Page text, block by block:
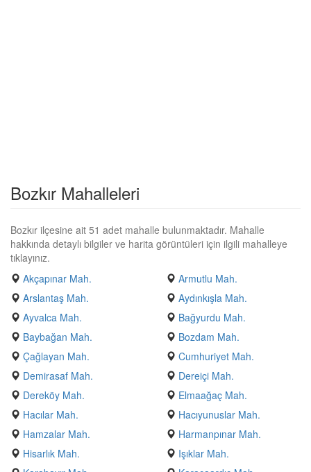
Bozkır Mahalleleri
Bozkır ilçesine ait 51 adet mahalle bulunmaktadır. Mahalle
hakkında detaylı bilgiler ve harita görüntüleri için ilgili mahalleye
tıklayınız.
Akçapınar Mah.
Armutlu Mah.
Arslantaş Mah.
Aydınkışla Mah.
Ayvalca Mah.
Bağyurdu Mah.
Baybağan Mah.
Bozdam Mah.
Çağlayan Mah.
Cumhuriyet Mah.
Demirasaf Mah.
Dereiçi Mah.
Dereköy Mah.
Elmaağaç Mah.
Hacılar Mah.
Hacıyunuslar Mah.
Hamzalar Mah.
Harmanpınar Mah.
Hisarlık Mah.
Işıklar Mah.